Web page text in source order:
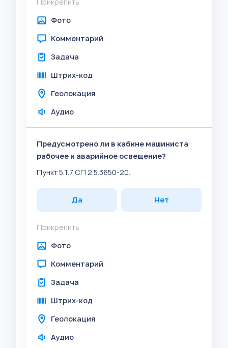
Фото
Комментарий
Задача
Штрих-код
Геолокация
Аудио
Предусмотрено ли в кабине машиниста
рабочее и аварийное освещение?
Пункт 5.1.7 СП 2.5.3650-20.
Да Нет
Прикрепить
Фото
Комментарий
Задача
Штрих-код
Геолокация
Аудио